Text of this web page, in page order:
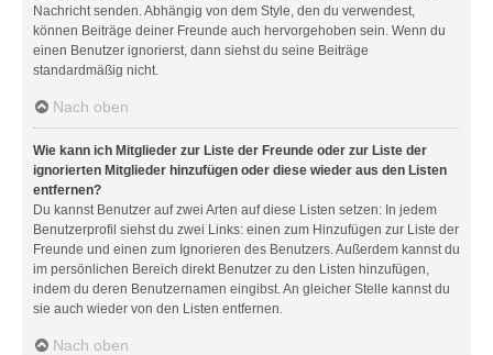
Nachricht senden. Abhängig von dem Style, den du verwendest,
können Beiträge deiner Freunde auch hervorgehoben sein. Wenn du
einen Benutzer ignorierst, dann siehst du seine Beiträge
standardmäßig nicht.
Nach oben
Wie kann ich Mitglieder zur Liste der Freunde oder zur Liste der
ignorierten Mitglieder hinzufügen oder diese wieder aus den Listen
entfernen?
Du kannst Benutzer auf zwei Arten auf diese Listen setzen: In jedem
Benutzerprofil siehst du zwei Links: einen zum Hinzufügen zur Liste der
Freunde und einen zum Ignorieren des Benutzers. Außerdem kannst du
im persönlichen Bereich direkt Benutzer zu den Listen hinzufügen,
indem du deren Benutzernamen eingibst. An gleicher Stelle kannst du
sie auch wieder von den Listen entfernen.
Nach oben